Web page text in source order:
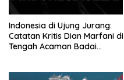
Indonesia di Ujung Jurang:
Catatan Kritis Dian Marfani di
Tengah Acaman Badai